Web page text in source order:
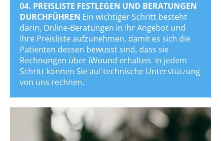
04. PREISLISTE FESTLEGEN UND BERATUNGEN
DURCHFÜHREN Ein wichtiger Schritt besteht
darin, Online-Beratungen in Ihr Angebot und
Ihre Preisliste aufzunehmen, damit es sich die
Patienten dessen bewusst sind, dass sie
Rechnungen über iWound erhalten. In jedem
Schritt können Sie auf technische Unterstützung
von uns rechnen.